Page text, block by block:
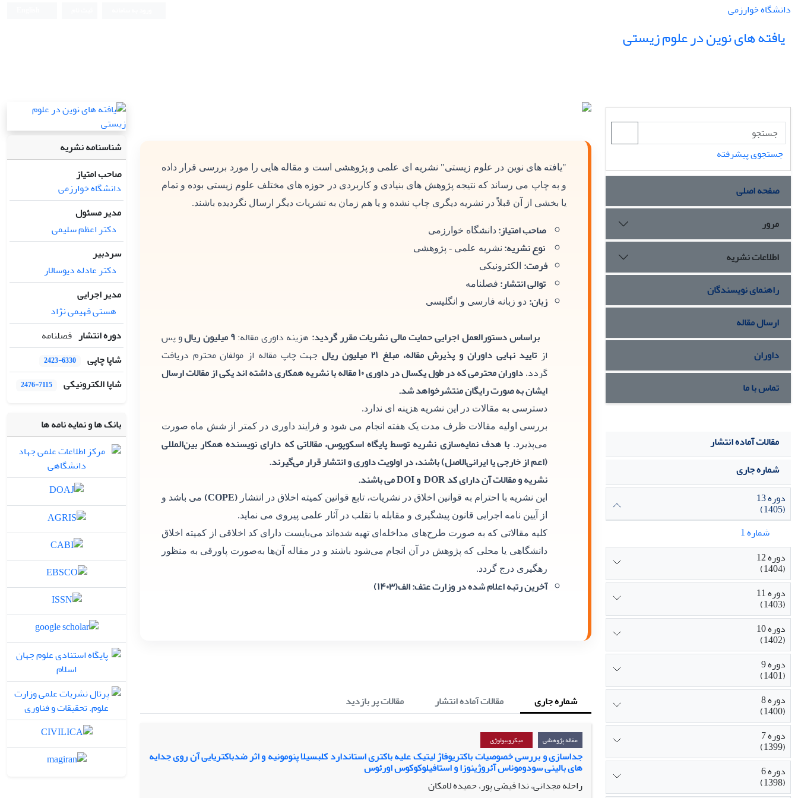
دانشگاه خوارزمی
یافته های نوین در علوم زیستی
جستجوی پیشرفته
صفحه اصلی
مرور
اطلاعات نشریه
راهنمای نویسندگان
ارسال مقاله
داوران
تماس با ما
مقالات آماده انتشار
شماره جاری
دوره 13
(1405)
شماره 1
دوره 12
(1404)
دوره 11
(1403)
دوره 10
(1402)
دوره 9
(1401)
دوره 8
(1400)
دوره 7
(1399)
دوره 6
(1398)
"یافته های نوین در علوم زیستی" نشریه ای علمی و پژوهشی است و مقاله هایی را مورد بررسی قرار داده
و به چاپ می رساند که نتیجه پژوهش های بنیادی و کاربردی در حوزه های مختلف علوم زیستی بوده و تمام
یا بخشی از آن قبلاً در نشریه دیگری چاپ نشده و یا هم زمان به نشریات دیگر ارسال نگردیده باشند.
صاحب امتیاز: دانشگاه خوارزمی
نوع نشریه: نشریه علمی - پژوهشی
فرمت: الکترونیکی
توالی انتشار: فصلنامه
زبان: دو زبانه فارسی و انگلیسی
براساس دستورالعمل اجرایی حمایت مالی نشریات مقرر گردید: هزینه داوری مقاله:۹ میلیون ریال
و پس
از تایید نهایی داوران و پذیرش مقاله، مبلغ ۲۱ میلیون ریال
جهت چاپ مقاله از مولفان محترم دریافت
گردد.
داوران محترمی که در طول یکسال در داوری ۱۰ مقاله با نشریه همکاری داشته اند یکی از مقالات ارسال
ایشان به صورت رایگان منتشرخواهد شد.
دسترسی به مقالات در این نشریه هزینه ای ندارد.
بررسی اولیه مقالات ظرف مدت یک هفته انجام می شود و فرایند داوری در کمتر از شش ماه صورت
می‌پذیرد.با هدف نمایه‌سازی نشریه توسط پایگاه اسکوپوس، مقالاتی که دارای نویسنده همکار بین‌المللی
(اعم از خارجی یا ایرانی‌الاصل) باشند، در اولویت داوری و انتشار قرار می‌گیرند.
نشریه و مقالات آن دارای کد DOR و DOI می باشند.
این نشریه با احترام به قوانین اخلاق در نشریات، تابع قوانین کمیته اخلاق در انتشار (COPE)
می باشد و
از آیین نامه اجرایی قانون پیشگیری و مقابله با تقلب در آثار علمی پیروی می نماید.
کلیه مقالاتی که به صورت طرح‌های مداخله‌ای تهیه شده‌اند می‌بایست دارای کد اخلاقی از کمیته اخلاق
دانشگاهی یا محلی که پژوهش در آن انجام می‌شود باشند و در مقاله آن‌ها به‌صورت پاورقی به منظور
رهگیری درج گردد.
آخرین رتبه اعلام شده در وزارت عتف: الف(۱۴۰۳)
شماره جاری مقالات آماده انتشار مقالات پر بازدید
مقاله پژوهشی میکروبیولوژی
جداسازی و بررسی خصوصیات باکتریوفاژ لیتیک علیه باکتری استاندارد کلبسیلا پنومونیه و اثر ضدباکتریایی آن روی جدایه
های بالینی سودوموناس آئروژینوزا و استافیلوکوکوس اورئوس
راحله مجدانی، ندا فیضی پور، حمیده لامکان
شناسنامه نشریه
صاحب امتیاز
دانشگاه خوارزمی
مدیر مسئول
دکتر اعظم سلیمی
سردبیر
دکتر عادله دیوسالار
مدیر اجرایی
هستی فهیمی نژاد
دوره انتشار فصلنامه
شاپا چاپی
2423-6330
شاپا الکترونیکی 2476-7115
بانک ها و نمایه نامه ها